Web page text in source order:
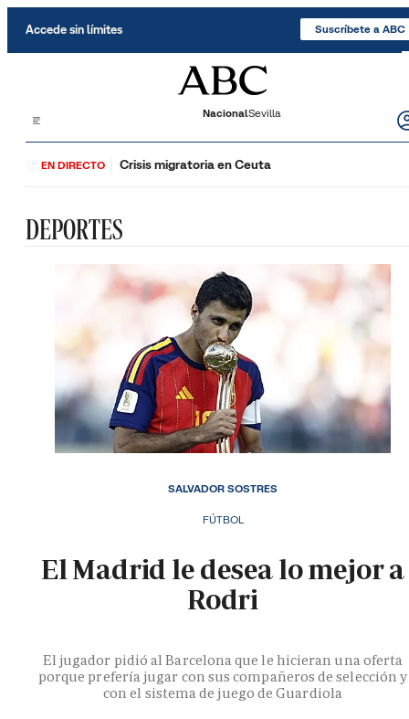
Accede sin límites Suscríbete a ABC
NacionalSevilla
EN DIRECTO Crisis migratoria en Ceuta
DEPORTES
FÚTBOL
El Madrid le desea lo mejor a
Rodri
El jugador pidió al Barcelona que le hicieran una oferta
porque prefería jugar con sus compañeros de selección y
con el sistema de juego de Guardiola
SALVADOR SOSTRES